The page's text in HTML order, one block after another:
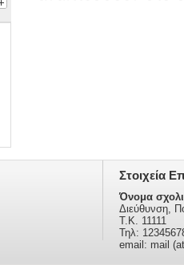
Στοιχεία
Όνομα
Διεύθυνση,
Τ.Κ. 11111
Τηλ:
email: mail